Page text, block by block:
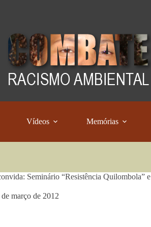
Vídeos Memórias
Seminário “Resistência
de março de 2012